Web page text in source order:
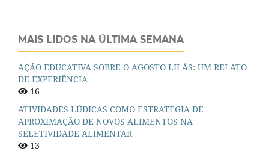
MAIS LIDOS NA ÚLTIMA SEMANA
AÇÃO EDUCATIVA SOBRE O AGOSTO LILÁS: UM RELATO
DE EXPERIÊNCIA
16
ATIVIDADES LÚDICAS COMO ESTRATÉGIA DE
APROXIMAÇÃO DE NOVOS ALIMENTOS NA
SELETIVIDADE ALIMENTAR
13